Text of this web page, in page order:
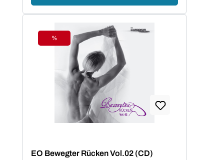
Rabatt
%
EO Bewegter Rücken Vol.02 (CD)